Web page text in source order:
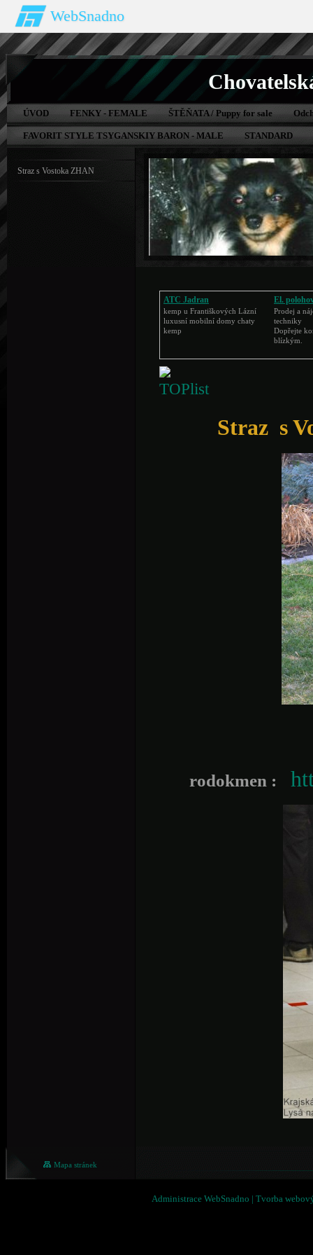
WebSnadno
ÚVOD FENKY - FEMALE ŠTĚŇATA / Puppy for sale
FAVORIT STYLE TSYGANSKIY BARON - MALE STANDARD
Straz s Vostoka ZHAN
ATC Jadran
kemp u Františkových Lázní
luxusní mobilní domy chaty
kemp
El.
Prodej a
techniky
Dopřejte
blízkým.
Straz s
rodokmen :
Mapa stránek
Administrace WebSnadno | Tvorba